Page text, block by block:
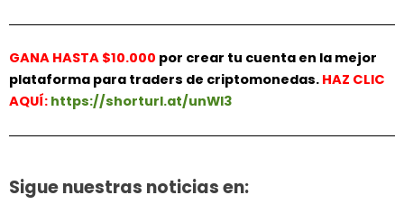
GANA HASTA $10.000 por crear tu cuenta en la mejor
plataforma para traders de criptomonedas. HAZ CLIC
AQUÍ: https://shorturl.at/unWl3
Sigue nuestras noticias en: